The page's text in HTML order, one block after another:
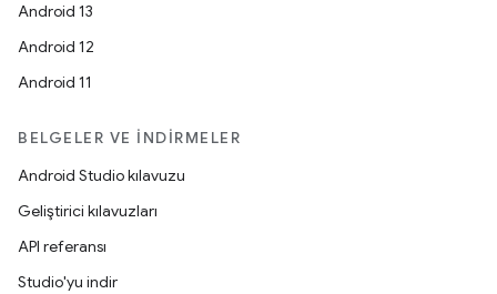
Android 13
Android 12
Android 11
BELGELER VE İNDIRMELER
Android Studio kılavuzu
Geliştirici kılavuzları
API referansı
Studio'yu indir